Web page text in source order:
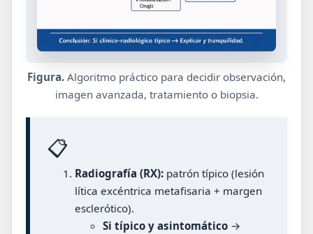
Figura. Algoritmo práctico para decidir observación,
imagen avanzada, tratamiento o biopsia.
📋
Radiografía (RX): patrón típico (lesión
lítica excéntrica metafisaria + margen
esclerótico).
Si típico y asintomático →